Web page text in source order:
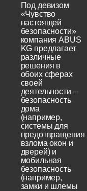
Под девизом
«Чувство
настоящей
безопасности»
компания ABUS
KG предлагает
различные
решения в
обоих сферах
своей
деятельности –
безопасность
дома
(например,
системы для
предотвращения
взлома окон и
дверей) и
мобильная
безопасность
(например,
замки и шлемы